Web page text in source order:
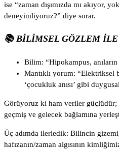
ise “zaman dışımızda mı akıyor,
deneyimliyoruz?” diye sorar.
📚 BILIMSEL GÖZLEM
Bilim: “Hipokampus,
Mantıklı yorum: “Elektriksel
‘çocukluk anısı’ gibi
Görüyoruz ki ham veriler güçlüdür;
geçmiş ve gelecek bağlamına
Üç adımda ilerledik: Bilincin gizemi,
hafızanın/zaman algısının